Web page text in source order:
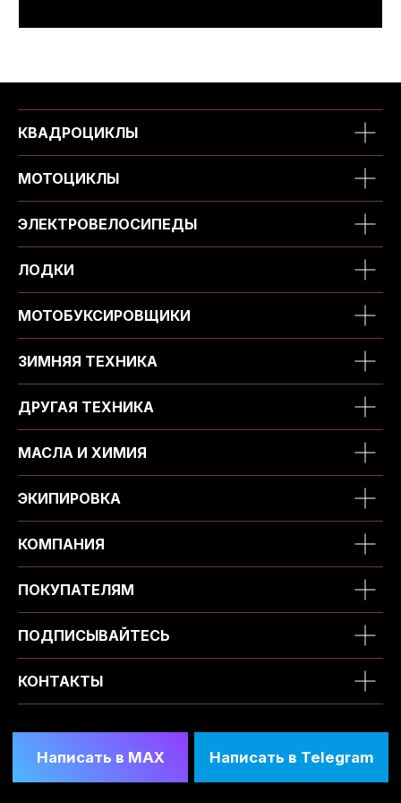
КВАДРОЦИКЛЫ
МОТОЦИКЛЫ
ЭЛЕКТРОВЕЛОСИПЕДЫ
ЛОДКИ
МОТОБУКСИРОВЩИКИ
ЗИМНЯЯ ТЕХНИКА
ДРУГАЯ ТЕХНИКА
МАСЛА И ХИМИЯ
ЭКИПИРОВКА
КОМПАНИЯ
ПОКУПАТЕЛЯМ
ПОДПИСЫВАЙТЕСЬ
КОНТАКТЫ